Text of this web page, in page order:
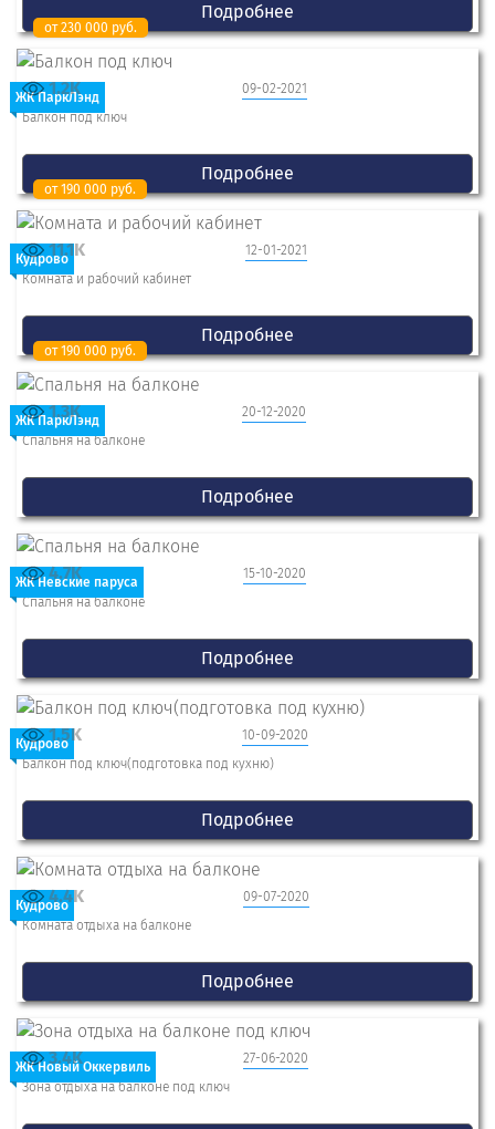
Подробнее
ЖК ПаркЛэнд
от 230 000 руб.
09-02-2021
1.2K
Балкон под ключ
Подробнее
Кудрово
от 190 000 руб.
12-01-2021
11.1K
Комната и рабочий кабинет
Подробнее
ЖК ПаркЛэнд
от 190 000 руб.
20-12-2020
1.3K
Спальня на балконе
Подробнее
ЖК Невские паруса
15-10-2020
4.7K
Спальня на балконе
Подробнее
Кудрово
10-09-2020
1.5K
Балкон под ключ(подготовка под кухню)
Подробнее
Кудрово
09-07-2020
4.4K
Комната отдыха на балконе
Подробнее
ЖК Новый Оккервиль
27-06-2020
3.4K
Зона отдыха на балконе под ключ